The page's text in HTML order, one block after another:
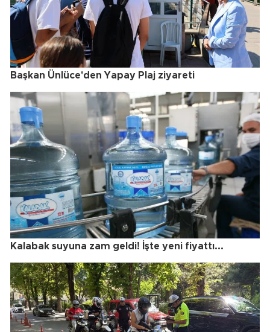
Başkan Ünlüce'den Yapay Plaj ziyareti
Kalabak suyuna zam geldi! İşte yeni fiyattı...